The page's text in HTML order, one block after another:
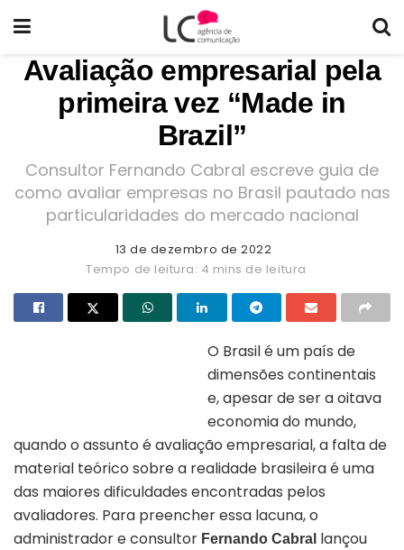
Avaliação empresarial pela
primeira vez “Made in
Brazil”
Consultor Fernando Cabral escreve guia de
como avaliar empresas no Brasil pautado nas
particularidades do mercado nacional
13 de dezembro de 2022
Tempo de leitura: 4 mins de leitura
O Brasil é um país de
dimensões continentais
e, apesar de ser a oitava
economia do mundo,
quando o assunto é avaliação empresarial, a falta de
material teórico sobre a realidade brasileira é uma
das maiores dificuldades encontradas pelos
avaliadores. Para preencher essa lacuna, o
administrador e consultor Fernando Cabral lançou